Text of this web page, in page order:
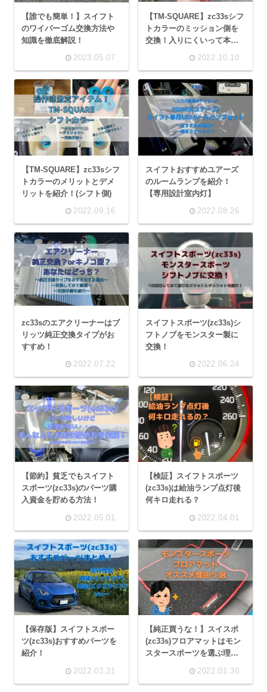
【誰でも簡単！】スイフト
のワイパーゴム交換方法や
知識を徹底解説！
2023.05.07
【TM-SQUARE】zc33sシフ
トカラーのミッション側を
交換！入りにくいって本
2022.10.10
【TM-SQUARE】zc33sシフ
トカラーのメリットとデメ
リットを紹介！(シフト側)
2022.09.16
スイフトおすすめユアーズ
のルームランプを紹介！
【専用設計室内灯】
2022.08.26
zc33sのエアクリーナーはブ
リッツ純正交換タイプがお
すすめ！
2022.07.22
スイフトスポーツ(zc33s)シ
フトノブをモンスター製に
交換！
2022.06.24
【節約】貧乏でもスイフト
スポーツ(zc33s)のパーツ購
入資金を貯める方法！
2022.05.01
【検証】スイフトスポーツ
(zc33s)は給油ランプ点灯後
何キロ走れる？
2022.04.01
【保存版】スイフトスポー
ツ(zc33s)おすすめパーツを
紹介！
2022.03.21
【純正買うな！】スイスポ
(zc33s)フロアマットはモン
スタースポーツを選ぶ理由
2022.01.30